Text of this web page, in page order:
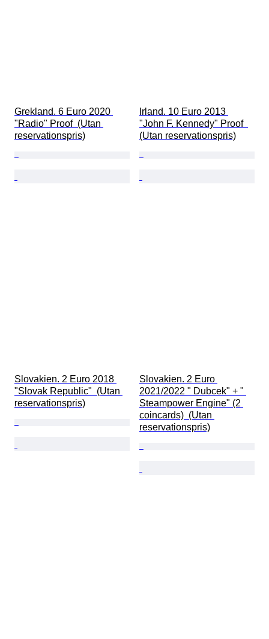
Grekland. 6 Euro 2020
"Radio" Proof  (Utan
reservationspris)
Irland. 10 Euro 2013
"John F. Kennedy" Proof
(Utan reservationspris)
Slovakien. 2 Euro 2018
"Slovak Republic"  (Utan
reservationspris)
Slovakien. 2 Euro
2021/2022 " Dubcek" + "
Steampower Engine" (2
coincards)  (Utan
reservationspris)